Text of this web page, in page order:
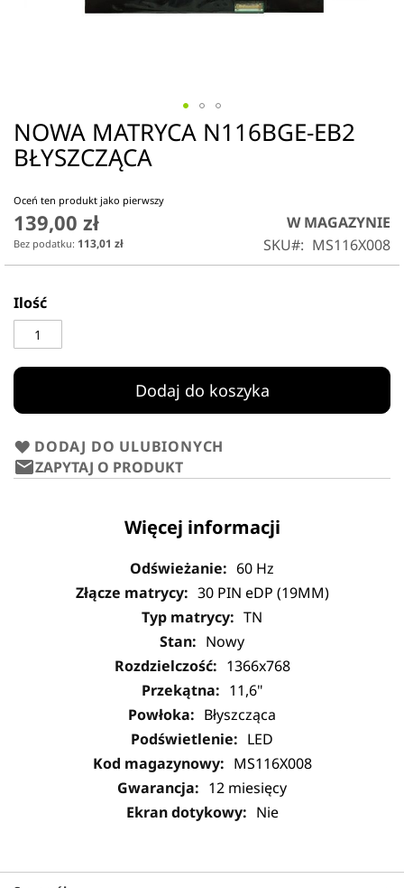
Przejdź
na
początek
NOWA MATRYCA N116BGE-EB2
BŁYSZCZĄCA
Oceń ten produkt jako pierwszy
139,00 zł
113,01 zł
W MAGAZYNIE
SKU
MS116X008
Ilość
Dodaj do koszyka
DODAJ DO ULUBIONYCH
ZAPYTAJ O PRODUKT
Więcej informacji
60 Hz
30 PIN eDP (19MM)
TN
Nowy
1366x768
11,6"
Błyszcząca
LED
MS116X008
12 miesięcy
Nie